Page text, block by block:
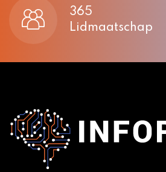
365
Lidmaatschap